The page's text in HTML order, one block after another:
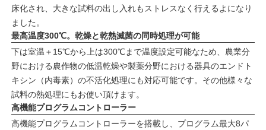
床化され、大きな試料の出し入れもストレスなく行えるよになり
ました。
最高温度300℃。乾燥と乾熱滅菌の同時処理が可能
下は室温＋15℃から上は300℃まで温度設定可能なため、農業分
野における農作物の低温乾燥や製薬分野における器具のエンドト
キシン（内毒素）の不活化処理にも対応可能です。その他様々な
試料の熱処理にもお使い頂けます。
高機能プログラムコントローラー
高機能プログラムコントローラーを搭載し、プログラム最大8パ